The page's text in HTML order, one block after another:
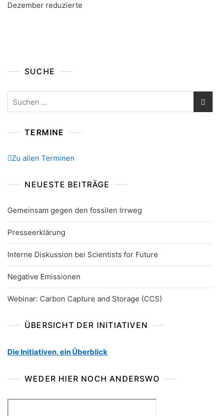
Dezember reduzierte
SUCHE
TERMINE
Zu allen Terminen
NEUESTE BEITRÄGE
Gemeinsam gegen den fossilen Irrweg
Presseerklärung
Interne Diskussion bei Scientists for Future
Negative Emissionen
Webinar: Carbon Capture and Storage (CCS)
ÜBERSICHT DER INITIATIVEN
Die Initiativen, ein Überblick
WEDER HIER NOCH ANDERSWO